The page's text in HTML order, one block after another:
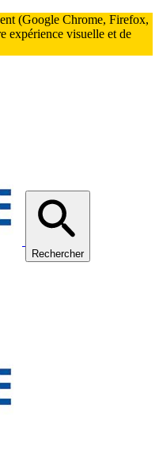
(Google Chrome, Firefox,
expérience visuelle et de
Rechercher